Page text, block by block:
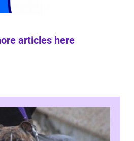
articles here